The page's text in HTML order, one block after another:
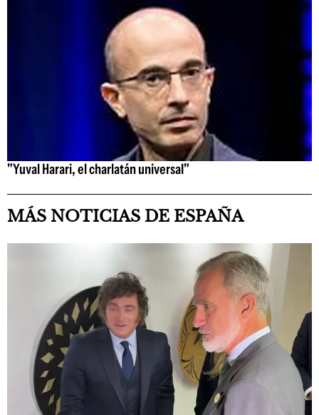
"Yuval Harari, el charlatán universal"
MÁS NOTICIAS DE ESPAÑA